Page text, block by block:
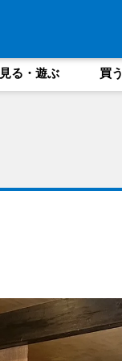
見る・遊ぶ 買う